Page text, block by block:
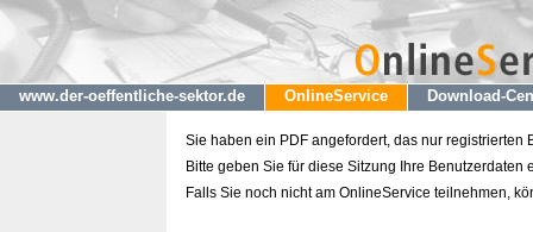
www.der-oeffentliche-sektor.de OnlineService Download-
Sie haben ein PDF angefordert, das nur registrierten
Bitte geben Sie für diese Sitzung Ihre Benutzerdaten
Falls Sie noch nicht am OnlineService teilnehmen,